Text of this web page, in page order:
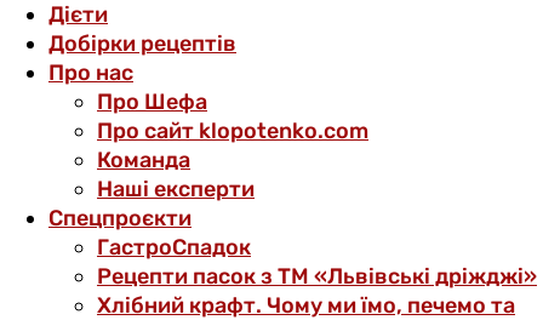
Дієти
Добірки рецептів
Про нас
Про Шефа
Про сайт klopotenko.com
Команда
Наші експерти
Спецпроєкти
ГастроСпадок
Рецепти пасок з ТМ «Львівські дріжджі»
Хлібний крафт. Чому ми їмо, печемо та